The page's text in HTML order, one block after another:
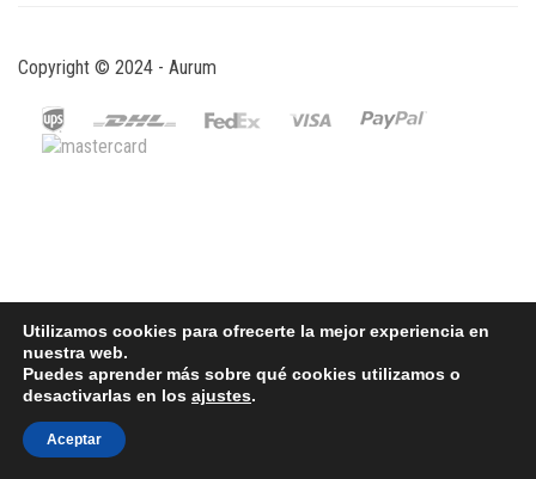
Copyright © 2024 - Aurum
Utilizamos cookies para ofrecerte la mejor experiencia en
nuestra web.
Puedes aprender más sobre qué cookies utilizamos o
desactivarlas en los ajustes.
Aceptar